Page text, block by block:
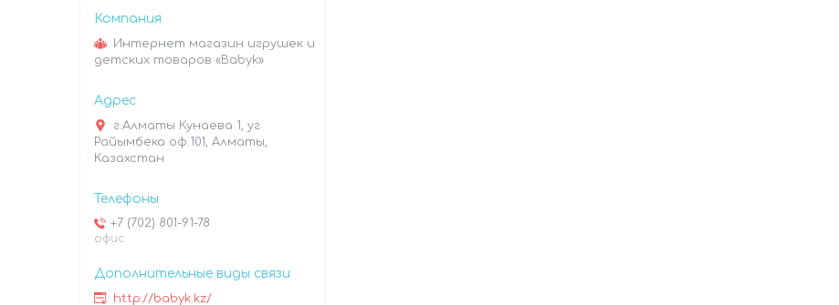
Интернет магазин игрушек и
детских товаров «Babyk»
г.Алматы Кунаева 1, уг
Райымбека оф.101, Алматы,
Казахстан
+7 (702) 801-91-78
офис
http://babyk.kz/